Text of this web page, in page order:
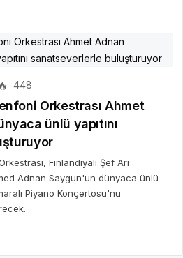
448
Orkestrası Ahmet
ünlü yapıtını
Finlandiyalı Şef Ari
Adnan Saygun'un dünyaca ünlü
Piyano Konçertosu'nu